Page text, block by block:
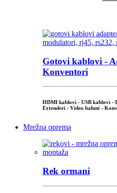
Gotovi kablovi -
Konventori
HDMI kablovi - USB kablovi -
Extenderi - Video baluni -
Mrežna oprema
Rek ormani